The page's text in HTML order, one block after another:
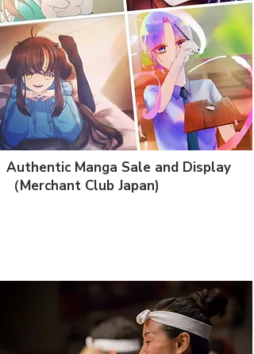
Authentic Manga Sale and Display
​（Merchant Club Japan)